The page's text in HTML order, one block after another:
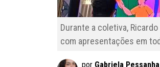
Durante a coletiva,
com apresentações em
por Gabriela Pessanha